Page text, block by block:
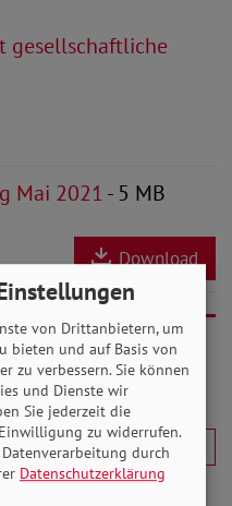
gesellschaftliche
Mai 2021- 5 MB
Download
von Drittanbietern, um
bieten und auf Basis von
zu verbessern. Sie können
und Dienste wir
Sie jederzeit die
zu widerrufen.
durch
Datenschutzerklärung